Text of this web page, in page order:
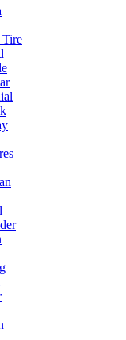
Tire